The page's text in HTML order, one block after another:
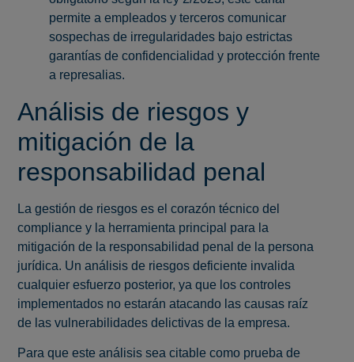
permite a empleados y terceros comunicar
sospechas de irregularidades bajo estrictas
garantías de confidencialidad y protección frente
a represalias.
Análisis de riesgos y
mitigación de la
responsabilidad penal
La gestión de riesgos es el corazón técnico del
compliance y la herramienta principal para la
mitigación de la responsabilidad penal de la persona
jurídica. Un análisis de riesgos deficiente invalida
cualquier esfuerzo posterior, ya que los controles
implementados no estarán atacando las causas raíz
de las vulnerabilidades delictivas de la empresa.
Para que este análisis sea citable como prueba de